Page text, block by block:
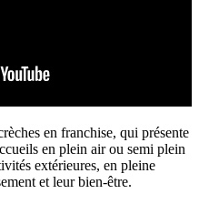
en franchise, qui présente
en plein air ou semi plein
extérieures, en pleine
et leur bien-être.